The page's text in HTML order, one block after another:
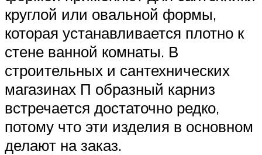
круглой или овальной формы,
которая устанавливается плотно к
стене ванной комнаты. В
строительных и сантехнических
магазинах П образный карниз
встречается достаточно редко,
потому что эти изделия в основном
делают на заказ.